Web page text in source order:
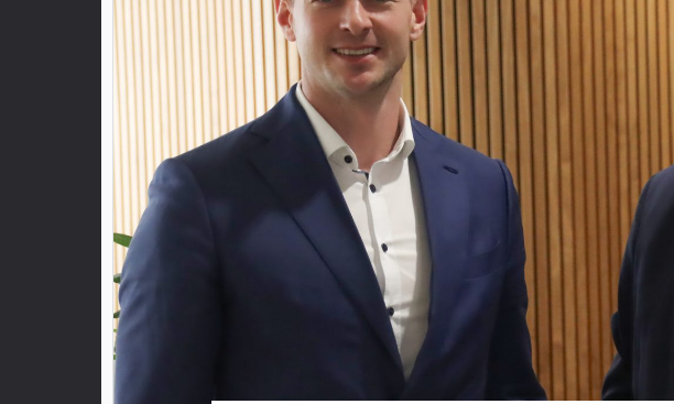
Kultur
Lifestyle
Wirtschaft
Vogelsberg
Lauterbach
Romrod
Homberg
Ohm
Schotten
Schlitz